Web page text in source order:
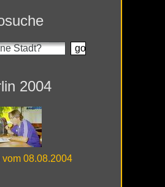
2004
vom 08.08.2004